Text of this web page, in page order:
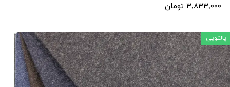
۳,۸۳۳,۰۰۰ تومان
پالتویی